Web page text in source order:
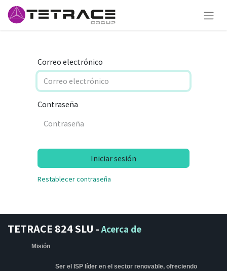
Correo electrónico
Contraseña
Iniciar sesión
Restablecer contraseña
TETRACE 824 SLU -Acerca de
Misión
Ser el ISP líder en el sector renovable, ofreciendo